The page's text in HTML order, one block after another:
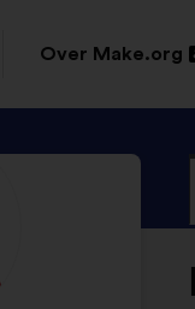
Over Make.org